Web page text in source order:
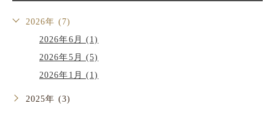
2026年 (7)
2026年6月 (1)
2026年5月 (5)
2026年1月 (1)
2025年 (3)